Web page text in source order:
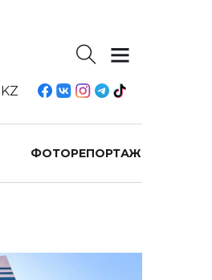
KZ
ФОТОРЕПОРТАЖ